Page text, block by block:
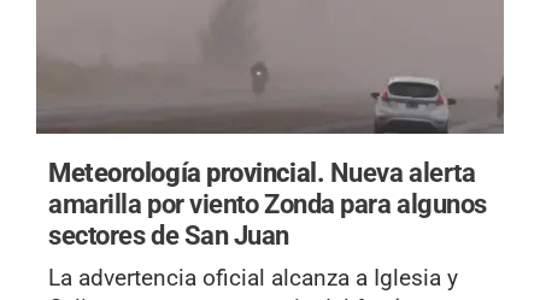
Meteorología provincial. Nueva alerta
amarilla por viento Zonda para algunos
sectores de San Juan
La advertencia oficial alcanza a Iglesia y